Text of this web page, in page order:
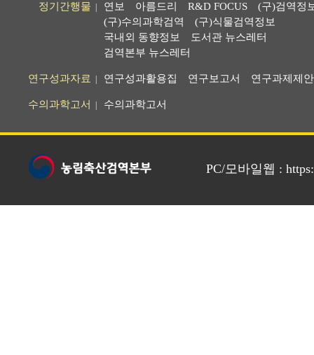
정기간행물 연보 아름드리 R&D FOCUS
(구)검역정
(구)수의과학검역
(구)식물검역정보
국내외 동향정보
도서관 뉴스레터
검역본부 뉴스레터
연구성과자료 연구성과활용집 연구보고서 연구과제제
수의과학고서 수의과학고서
PC/모바일웹 :